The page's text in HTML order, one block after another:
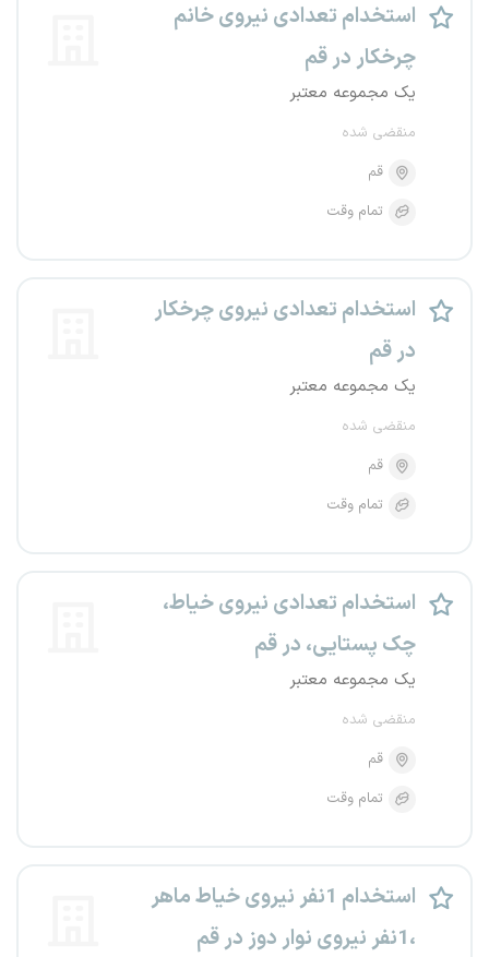
استخدام تعدادی نیروی خانم
چرخکار در قم
یک مجموعه معتبر
منقضی شده
قم
تمام وقت
استخدام تعدادی نیروی چرخکار
در قم
یک مجموعه معتبر
منقضی شده
قم
تمام وقت
استخدام تعدادی نیروی خیاط،
چک پستایی، در قم
یک مجموعه معتبر
منقضی شده
قم
تمام وقت
استخدام 1نفر نیروی خیاط ماهر
،1نفر نیروی نوار دوز در قم